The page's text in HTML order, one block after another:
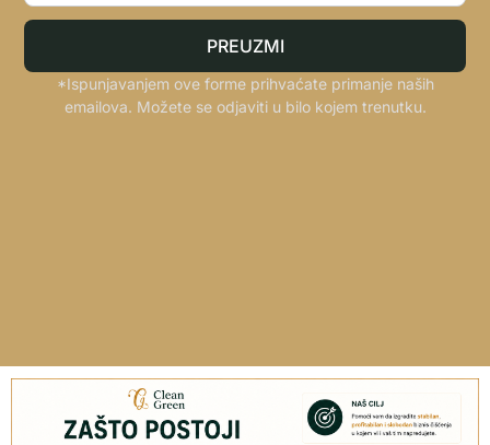
PREUZMI
*Ispunjavanjem ove forme prihvaćate primanje naših
emailova. Možete se odjaviti u bilo kojem trenutku.